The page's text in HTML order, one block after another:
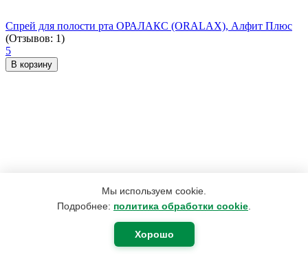
Мы используем cookie.
Подробнее: политика обработки cookie
Хорошо
Спрей для полости рта ОРАЛАКС (ORALAX), Алфит Плюс
(Отзывов: 1)
5
В корзину